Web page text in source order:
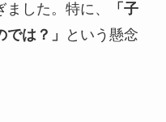
した。特に、
「子
は？」
という懸念